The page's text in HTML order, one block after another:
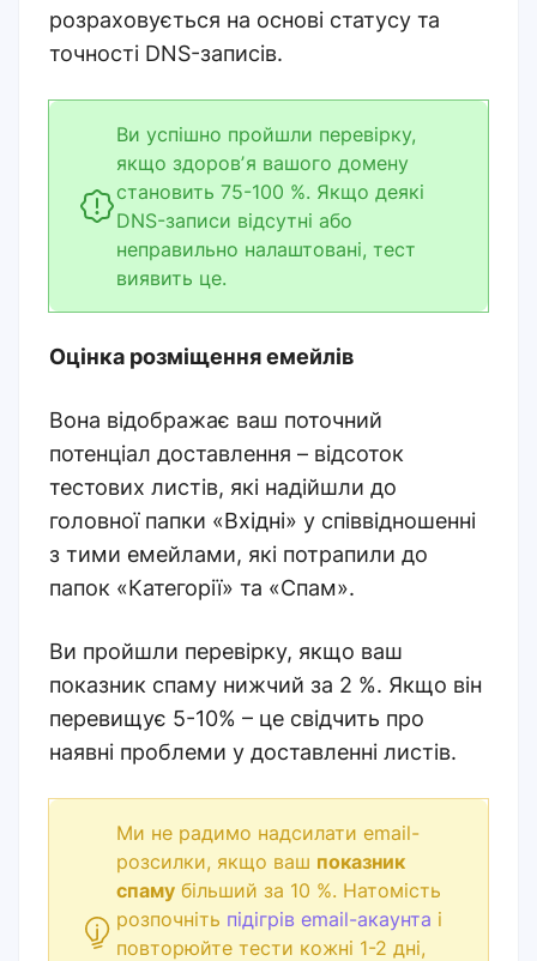
розраховується на основі статусу та
точності DNS-записів.
Ви успішно пройшли перевірку,
якщо здоровʼя вашого домену
становить 75-100 %. Якщо деякі
DNS-записи відсутні або
неправильно налаштовані, тест
виявить це.
Оцінка розміщення емейлів
Вона відображає ваш поточний
потенціал доставлення – відсоток
тестових листів, які надійшли до
головної папки «Вхідні» у співвідношенні
з тими емейлами, які потрапили до
папок «Категорії» та «Спам».
Ви пройшли перевірку, якщо ваш
показник спаму нижчий за 2 %. Якщо він
перевищує 5-10% – це свідчить про
наявні проблеми у доставленні листів.
Ми не радимо надсилати email-
розсилки, якщо ваш показник
спаму більший за 10 %. Натомість
розпочніть підігрів email-акаунта і
повторюйте тести кожні 1-2 дні,